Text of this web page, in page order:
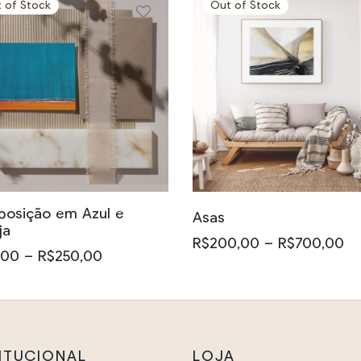
of Stock
Este
produto
tem
várias
variantes.
em Azul e
– R$250,00
R$50,00
Out of Stock
Asas
R$200,00 – R$700,00
LOJA